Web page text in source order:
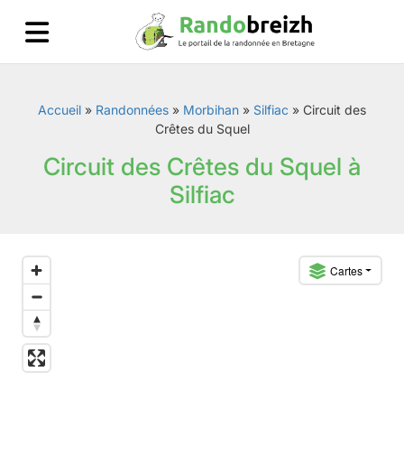
Accueil » Randonnées » Morbihan » Silfiac » Circuit des
Crêtes du Squel
Circuit des Crêtes du Squel à
Silfiac
Cartes